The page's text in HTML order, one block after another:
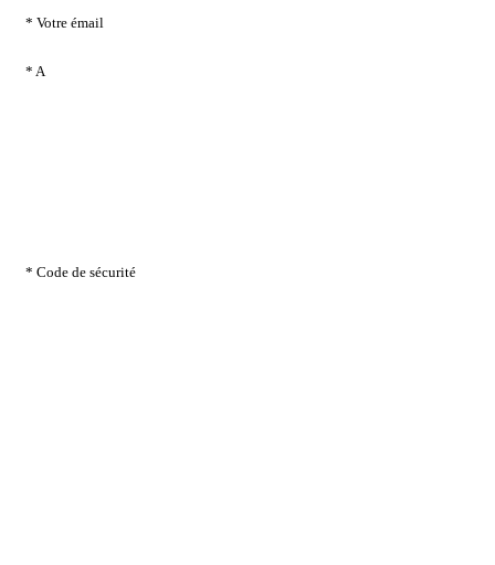
* Votre émail
* A
* Code de sécurité